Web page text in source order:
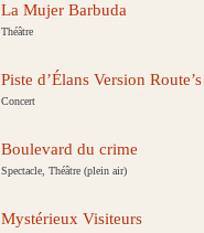
La Mujer Barbuda
Théâtre
Piste d’Élans Version Route’s
Concert
Boulevard du crime
Spectacle, Théâtre (plein air)
Mystérieux Visiteurs